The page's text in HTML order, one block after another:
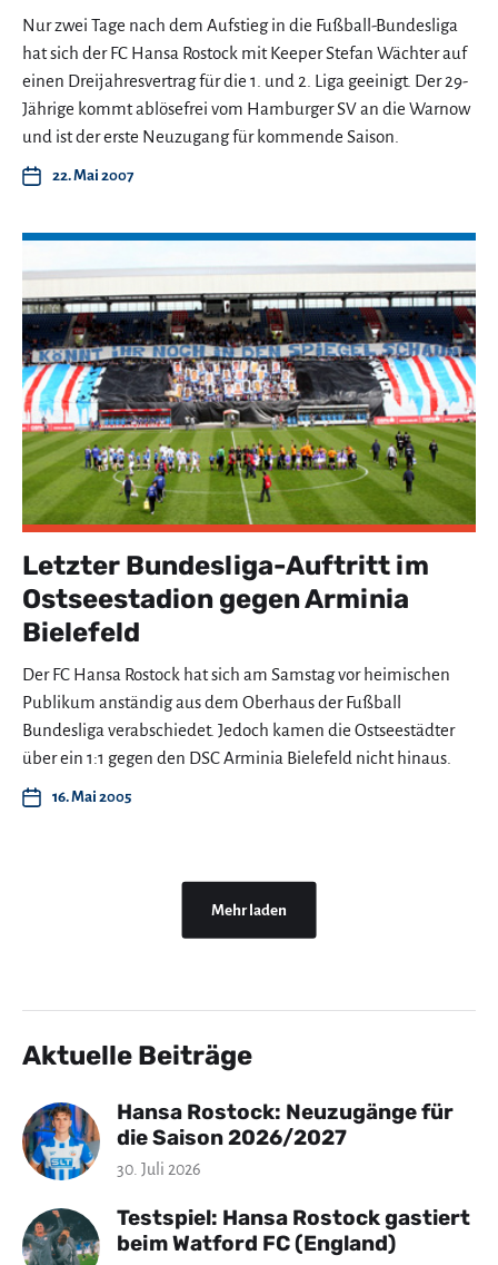
Nur zwei Tage nach dem Aufstieg in die Fußball-Bundesliga
hat sich der FC Hansa Rostock mit Keeper Stefan Wächter auf
einen Dreijahresvertrag für die 1. und 2. Liga geeinigt. Der 29-
Jährige kommt ablösefrei vom Hamburger SV an die Warnow
und ist der erste Neuzugang für kommende Saison.
22. Mai 2007
Letzter Bundesliga-Auftritt im
Ostseestadion gegen Arminia
Bielefeld
Der FC Hansa Rostock hat sich am Samstag vor heimischen
Publikum anständig aus dem Oberhaus der Fußball
Bundesliga verabschiedet. Jedoch kamen die Ostseestädter
über ein 1:1 gegen den DSC Arminia Bielefeld nicht hinaus.
16. Mai 2005
Mehr laden
Aktuelle Beiträge
Hansa Rostock: Neuzugänge für
die Saison 2026/2027
30. Juli 2026
Testspiel: Hansa Rostock gastiert
beim Watford FC (England)